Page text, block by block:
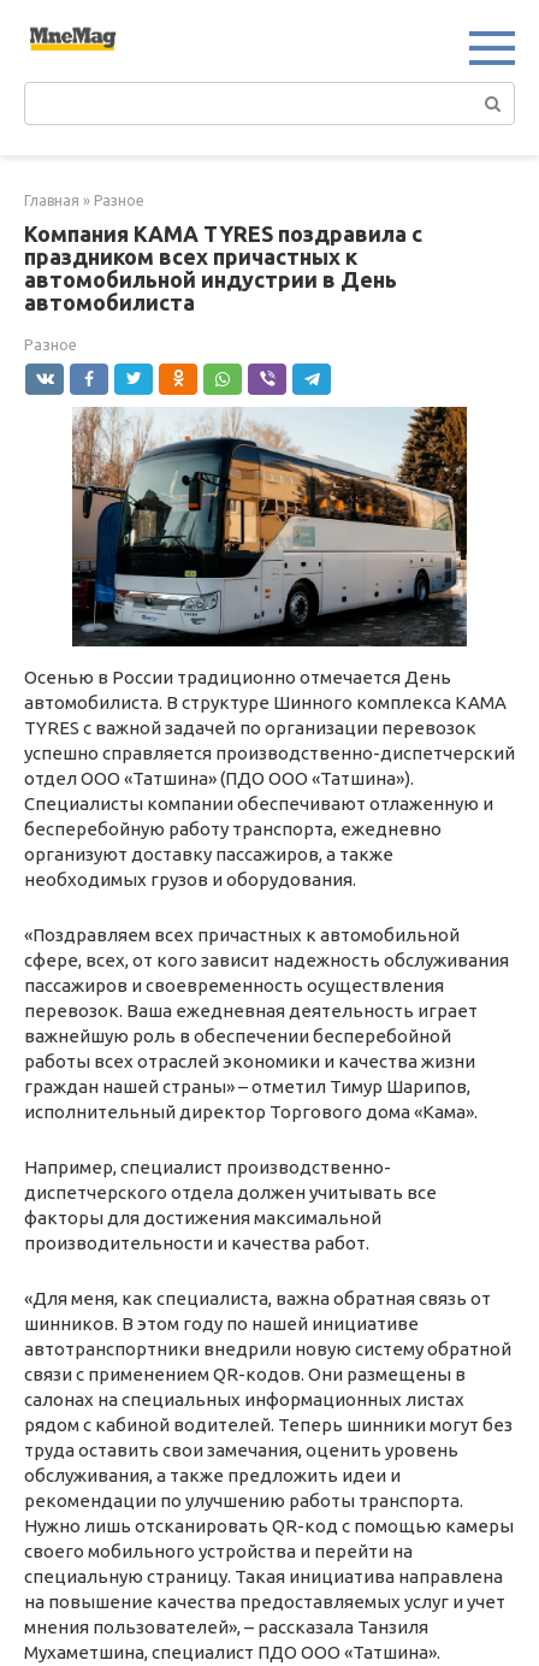
Главная » Разное
Компания KAMA TYRES поздравила с
праздником всех причастных к
автомобильной индустрии в День
автомобилиста
Разное
Осенью в России традиционно отмечается День
автомобилиста. В структуре Шинного комплекса KAMA
TYRES с важной задачей по организации перевозок
успешно справляется производственно-диспетчерский
отдел ООО «Татшина» (ПДО ООО «Татшина»).
Специалисты компании обеспечивают отлаженную и
бесперебойную работу транспорта, ежедневно
организуют доставку пассажиров, а также
необходимых грузов и оборудования.
«Поздравляем всех причастных к автомобильной
сфере, всех, от кого зависит надежность обслуживания
пассажиров и своевременность осуществления
перевозок. Ваша ежедневная деятельность играет
важнейшую роль в обеспечении бесперебойной
работы всех отраслей экономики и качества жизни
граждан нашей страны» – отметил Тимур Шарипов,
исполнительный директор Торгового дома «Кама».
Например, специалист производственно-
диспетчерского отдела должен учитывать все
факторы для достижения максимальной
производительности и качества работ.
«Для меня, как специалиста, важна обратная связь от
шинников. В этом году по нашей инициативе
автотранспортники внедрили новую систему обратной
связи с применением QR-кодов. Они размещены в
салонах на специальных информационных листах
рядом с кабиной водителей. Теперь шинники могут без
труда оставить свои замечания, оценить уровень
обслуживания, а также предложить идеи и
рекомендации по улучшению работы транспорта.
Нужно лишь отсканировать QR-код с помощью камеры
своего мобильного устройства и перейти на
специальную страницу. Такая инициатива направлена
на повышение качества предоставляемых услуг и учет
мнения пользователей», – рассказала Танзиля
Мухаметшина, специалист ПДО ООО «Татшина».